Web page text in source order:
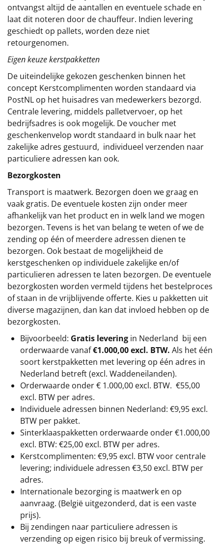
ontvangst altijd de aantallen en eventuele schade en
laat dit noteren door de chauffeur. Indien levering
geschiedt op pallets, worden deze niet
retourgenomen.
Eigen keuze kerstpakketten
De uiteindelijke gekozen geschenken binnen het
concept Kerstcomplimenten worden standaard via
PostNL op het huisadres van medewerkers bezorgd.
Centrale levering, middels palletvervoer, op het
bedrijfsadres is ook mogelijk. De voucher met
geschenkenvelop wordt standaard in bulk naar het
zakelijke adres gestuurd, individueel verzenden naar
particuliere adressen kan ook.
Bezorgkosten
Transport is maatwerk. Bezorgen doen we graag en
vaak gratis. De eventuele kosten zijn onder meer
afhankelijk van het product en in welk land we mogen
bezorgen. Tevens is het van belang te weten of we de
zending op één of meerdere adressen dienen te
bezorgen. Ook bestaat de mogelijkheid de
kerstgeschenken op individuele zakelijke en/of
particulieren adressen te laten bezorgen. De eventuele
bezorgkosten worden vermeld tijdens het bestelproces
of staan in de vrijblijvende offerte. Kies u pakketten uit
diverse magazijnen, dan kan dat invloed hebben op de
bezorgkosten.
Bijvoorbeeld: Gratis levering in Nederland bij een
orderwaarde vanaf€1.000,00 excl. BTW. Als het één
soort kerstpakketten met levering op één adres in
Nederland betreft (excl. Waddeneilanden).
Orderwaarde onder € 1.000,00 excl. BTW. €55,00
excl. BTW per adres.
Individuele adressen binnen Nederland: €9,95 excl.
BTW per pakket.
Sinterklaaspakketten orderwaarde onder €1.000,00
excl. BTW: €25,00 excl. BTW per adres.
Kerstcomplimenten: €9,95 excl. BTW voor centrale
levering; individuele adressen €3,50 excl. BTW per
adres.
Internationale bezorging is maatwerk en op
aanvraag. (België uitgezonderd, dat is een vaste
prijs).
Bij zendingen naar particuliere adressen is
verzending op eigen risico bij breuk of vermissing.